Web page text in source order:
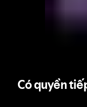
Có quyền